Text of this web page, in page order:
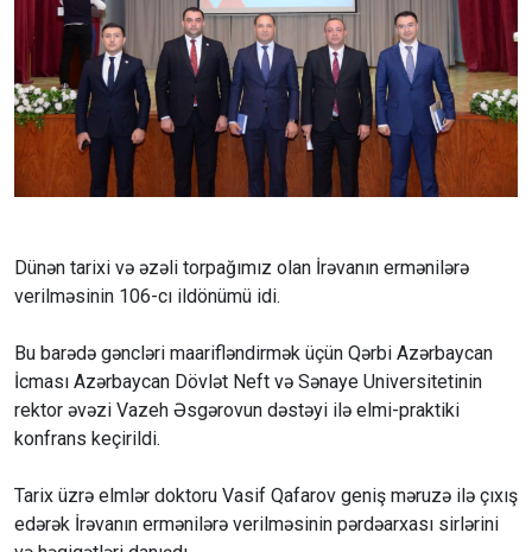
Dünən tarixi və əzəli torpağımız olan İrəvanın ermənilərə
verilməsinin 106-cı ildönümü idi.
Bu barədə gəncləri maarifləndirmək üçün Qərbi Azərbaycan
İcması Azərbaycan Dövlət Neft və Sənaye Universitetinin
rektor əvəzi Vazeh Əsgərovun dəstəyi ilə elmi-praktiki
konfrans keçirildi.
Tarix üzrə elmlər doktoru Vasif Qafarov geniş məruzə ilə çıxış
edərək İrəvanın ermənilərə verilməsinin pərdəarxası sirlərini